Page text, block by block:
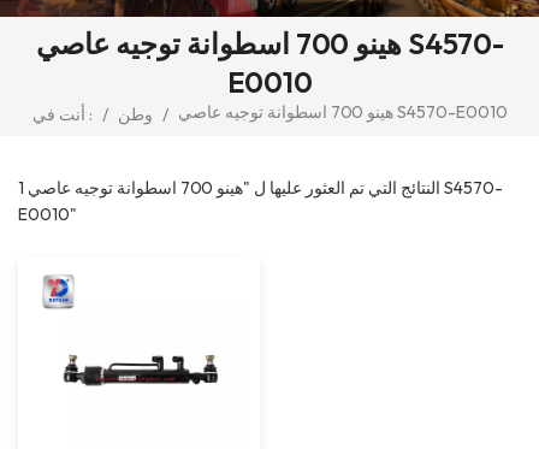
هينو 700 اسطوانة توجيه عاصي S4570-
E0010
أنت في : / وطن / هينو 700 اسطوانة توجيه عاصي S4570-E0010
1 النتائج التي تم العثور عليها ل "هينو 700 اسطوانة توجيه عاصي S4570-
E0010"